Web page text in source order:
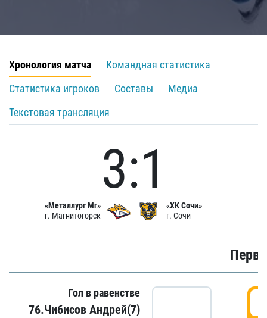
Хронология матча
Командная статистика
Статистика игроков
Составы
Медиа
Текстовая трансляция
«Металлург Мг»
г. Магнитогорск
3:1
«ХК Сочи»
г. Сочи
Гол в равенстве
76.Чибисов Андрей(7)